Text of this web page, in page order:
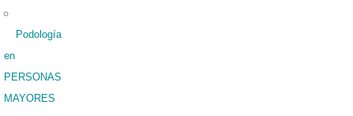
Podología
en
PERSONAS
MAYORES